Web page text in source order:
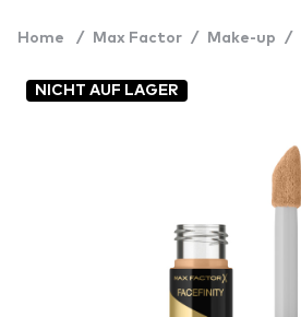
Home / Max Factor / Make-up /
NICHT AUF LAGER